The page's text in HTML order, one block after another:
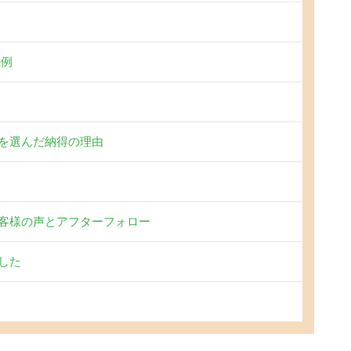
選んだ納得の理由
様の声とアフターフォロー
た